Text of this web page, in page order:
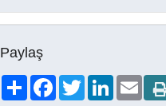
Paylaş
ShareFacebookTwitterLinkedIn
Email